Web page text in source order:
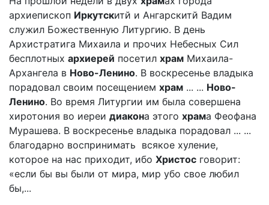
архиепископ Иркутскитй и Ангарскитй Вадим
служил Божественную Литургию. В день
Архистратига Михаила и прочих Небесных Сил
бесплотных архиерей посетил храм Михаила-
Архангела в Ново-Ленино. В воскресенье владыка
порадовал своим посещением храм ... ... Ново-
Ленино. Во время Литургии им была совершена
хиротония во иереи диакона этого храма Феофана
Мурашева. В воскресенье владыка порадовал ... ...
благодарно воспринимать всякое хуление,
которое на нас приходит, ибо Христос говорит:
«если бы вы были от мира, мир убо свое любил
бы,...